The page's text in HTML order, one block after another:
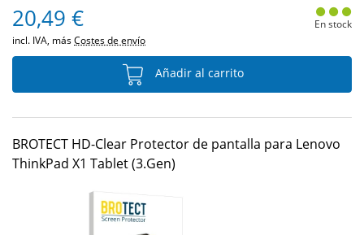
20,49 €
incl. IVA, másCostes de envío
En stock
Añadir al carrito
BROTECT HD-Clear Protector de pantalla para Lenovo
ThinkPad X1 Tablet (3.Gen)